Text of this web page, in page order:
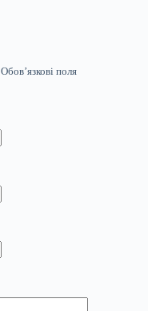
Обов’язкові поля